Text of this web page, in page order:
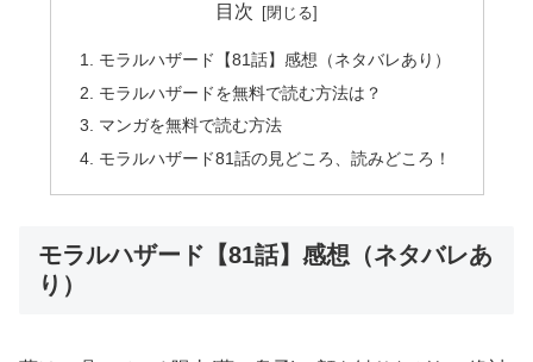
目次
モラルハザード【81話】感想（ネタバレあり）
モラルハザードを無料で読む方法は？
マンガを無料で読む方法
モラルハザード81話の見どころ、読みどころ！
モラルハザード【81話】感想（ネタバレあ
り）